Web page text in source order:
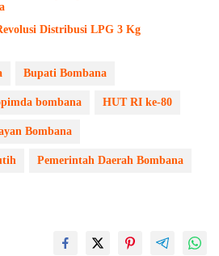
Distribusi LPG 3 Kg
Bupati Bombana
bombana HUT RI ke-80
Bombana
Pemerintah Daerah Bombana